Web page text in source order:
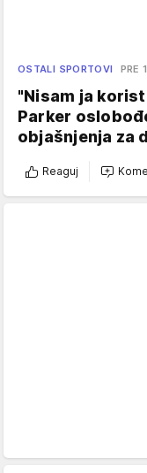
OSTALI SPORTOVI PRE
"Nisam ja
Parker
objašnjenja za
Reaguj